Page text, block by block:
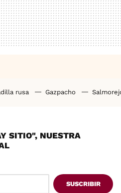
rusa Gazpacho
SITIO", NUESTRA
SUSCRIBIR